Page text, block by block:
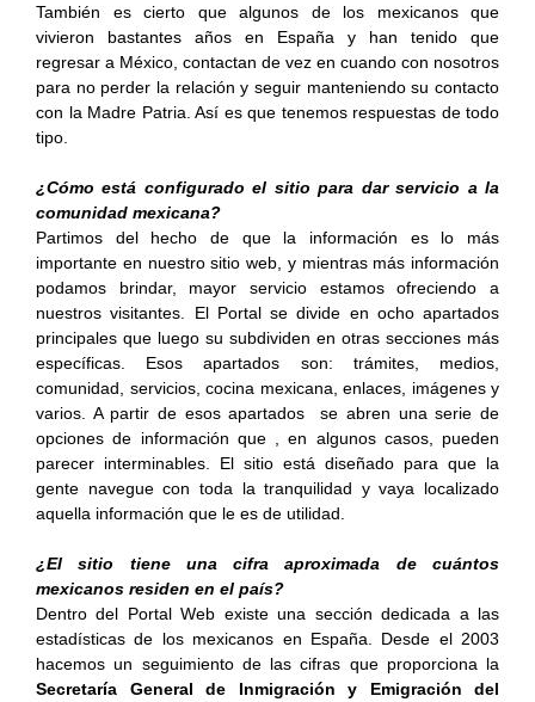
También es cierto que algunos de los mexicanos que
vivieron bastantes años en España y han tenido que
regresar a México, contactan de vez en cuando con nosotros
para no perder la relación y seguir manteniendo su contacto
con la Madre Patria. Así es que tenemos respuestas de todo
tipo.
¿Cómo está configurado el sitio para dar servicio a la
comunidad mexicana?
Partimos del hecho de que la información es lo más
importante en nuestro sitio web, y mientras más información
podamos brindar, mayor servicio estamos ofreciendo a
nuestros visitantes. El Portal se divide en ocho apartados
principales que luego su subdividen en otras secciones más
específicas. Esos apartados son: trámites, medios,
comunidad, servicios, cocina mexicana, enlaces, imágenes y
varios. A partir de esos apartados se abren una serie de
opciones de información que , en algunos casos, pueden
parecer interminables. El sitio está diseñado para que la
gente navegue con toda la tranquilidad y vaya localizado
aquella información que le es de utilidad.
¿El sitio tiene una cifra aproximada de cuántos
mexicanos residen en el país?
Dentro del Portal Web existe una sección dedicada a las
estadísticas de los mexicanos en España. Desde el 2003
hacemos un seguimiento de las cifras que proporciona la
Secretaría General de Inmigración y Emigración del